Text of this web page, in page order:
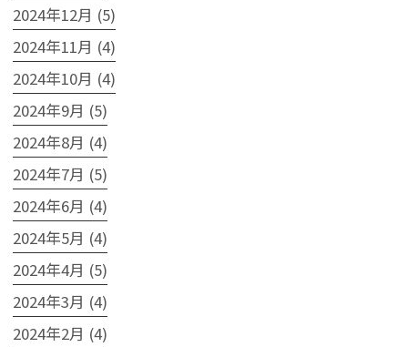
2024年12月 (5)
2024年11月 (4)
2024年10月 (4)
2024年9月 (5)
2024年8月 (4)
2024年7月 (5)
2024年6月 (4)
2024年5月 (4)
2024年4月 (5)
2024年3月 (4)
2024年2月 (4)